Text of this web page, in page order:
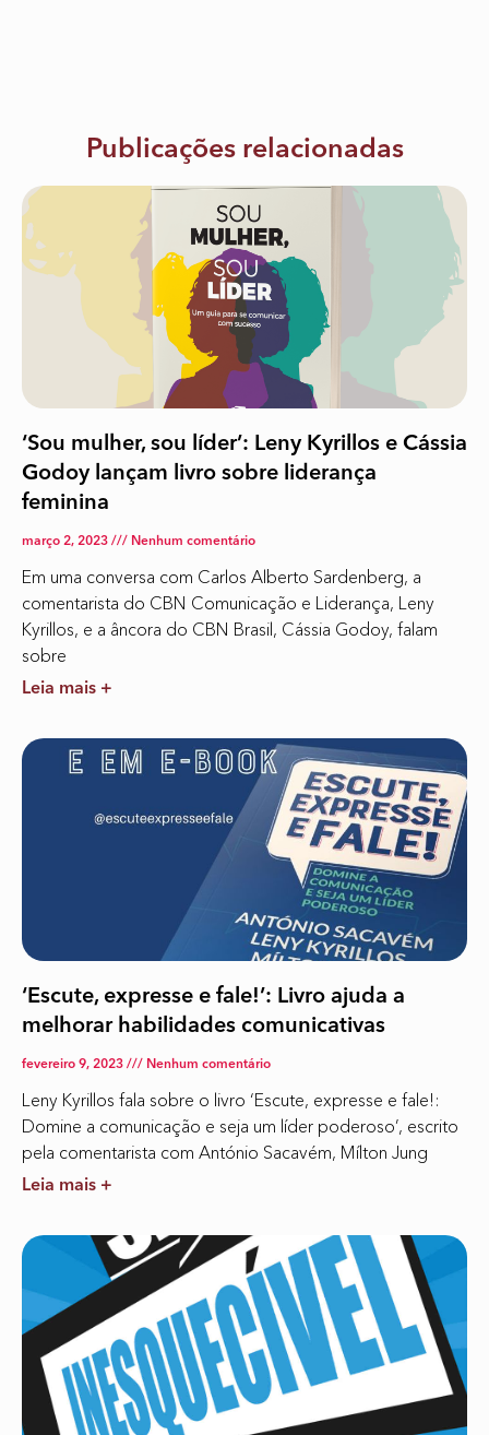
Publicações relacionadas
‘Sou mulher, sou líder’: Leny Kyrillos e Cássia
Godoy lançam livro sobre liderança
feminina
março 2, 2023 Nenhum comentário
Em uma conversa com Carlos Alberto Sardenberg, a
comentarista do CBN Comunicação e Liderança, Leny
Kyrillos, e a âncora do CBN Brasil, Cássia Godoy, falam
sobre
Leia mais +
‘Escute, expresse e fale!’: Livro ajuda a
melhorar habilidades comunicativas
fevereiro 9, 2023 Nenhum comentário
Leny Kyrillos fala sobre o livro ‘Escute, expresse e fale!:
Domine a comunicação e seja um líder poderoso’, escrito
pela comentarista com António Sacavém, Mílton Jung
Leia mais +